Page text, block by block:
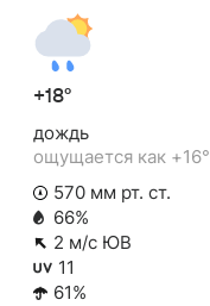
+18°
дождь
ощущается как +16°
570 мм рт. ст.
66%
2 м/с ЮВ
11
61%